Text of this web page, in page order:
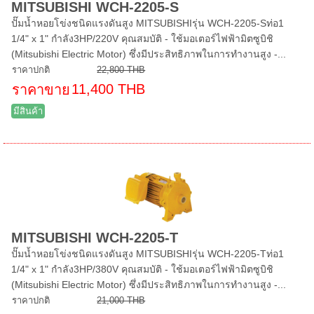
MITSUBISHI WCH-2205-S
ปั๊มน้ำหอยโข่งชนิดแรงดันสูง MITSUBISHIรุ่น WCH-2205-Sท่อ1
1/4" x 1" กำลัง3HP/220V คุณสมบัติ - ใช้มอเตอร์ไฟฟ้ามิตซูบิชิ
(Mitsubishi Electric Motor) ซึ่งมีประสิทธิภาพในการทำงานสูง -...
ราคาปกติ 22,800 THB
ราคาขาย 11,400 THB
มีสินค้า
MITSUBISHI WCH-2205-T
ปั๊มน้ำหอยโข่งชนิดแรงดันสูง MITSUBISHIรุ่น WCH-2205-Tท่อ1
1/4" x 1" กำลัง3HP/380V คุณสมบัติ - ใช้มอเตอร์ไฟฟ้ามิตซูบิชิ
(Mitsubishi Electric Motor) ซึ่งมีประสิทธิภาพในการทำงานสูง -...
ราคาปกติ 21,000 THB